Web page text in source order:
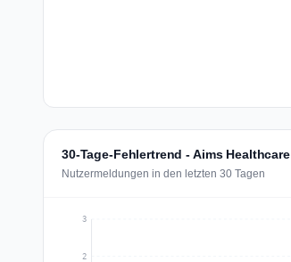
30-Tage-Fehlertrend - Aims Healthcare
Nutzermeldungen in den letzten 30 Tagen
2
3